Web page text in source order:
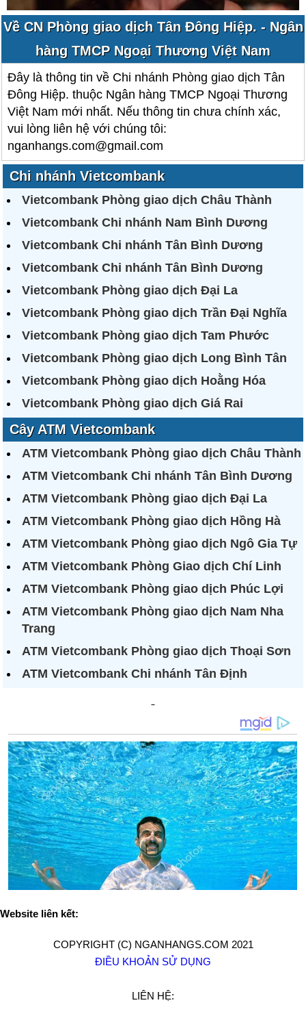
Về CN Phòng giao dịch Tân Đông Hiệp. - Ngân
hàng TMCP Ngoại Thương Việt Nam
Đây là thông tin về Chi nhánh Phòng giao dịch Tân
Đông Hiệp. thuộc Ngân hàng TMCP Ngoại Thương
Việt Nam mới nhất. Nếu thông tin chưa chính xác,
vui lòng liên hệ với chúng tôi:
nganhangs.com@gmail.com
Chi nhánh Vietcombank
Vietcombank Phòng giao dịch Châu Thành
Vietcombank Chi nhánh Nam Bình Dương
Vietcombank Chi nhánh Tân Bình Dương
Vietcombank Chi nhánh Tân Bình Dương
Vietcombank Phòng giao dịch Đại La
Vietcombank Phòng giao dịch Trần Đại Nghĩa
Vietcombank Phòng giao dịch Tam Phước
Vietcombank Phòng giao dịch Long Bình Tân
Vietcombank Phòng giao dịch Hoằng Hóa
Vietcombank Phòng giao dịch Giá Rai
Cây ATM Vietcombank
ATM Vietcombank Phòng giao dịch Châu Thành
ATM Vietcombank Chi nhánh Tân Bình Dương
ATM Vietcombank Phòng giao dịch Đại La
ATM Vietcombank Phòng giao dịch Hồng Hà
ATM Vietcombank Phòng giao dịch Ngô Gia Tự
ATM Vietcombank Phòng Giao dịch Chí Linh
ATM Vietcombank Phòng giao dịch Phúc Lợi
ATM Vietcombank Phòng giao dịch Nam Nha
Trang
ATM Vietcombank Phòng giao dịch Thoại Sơn
ATM Vietcombank Chi nhánh Tân Định
Website liên kết:
COPYRIGHT (C) NGANHANGS.COM 2021
ĐIỀU KHOẢN SỬ DỤNG
LIÊN HỆ: